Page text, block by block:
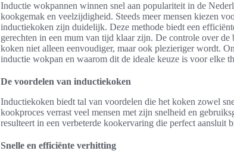
Inductie wokpannen winnen snel aan populariteit in de
kookgemak en veelzijdigheid. Steeds meer mensen kiezen
inductiekoken zijn duidelijk. Deze methode biedt een
gerechten in een mum van tijd klaar zijn. De controle over de
koken niet alleen eenvoudiger, maar ook plezieriger wordt.
inductie wokpan en waarom dit de ideale keuze is voor elke
De voordelen van inductiekoken
Inductiekoken biedt tal van voordelen die het koken zowel
kookproces verrast veel mensen met zijn snelheid en
resulteert in een verbeterde kookervaring die perfect aansluit
Snelle en efficiënte verhitting